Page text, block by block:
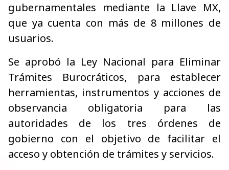
gubernamentales mediante la Llave MX,
que ya cuenta con más de 8 millones de
usuarios.
Se aprobó la Ley Nacional para Eliminar
Trámites Burocráticos, para establecer
herramientas, instrumentos y acciones de
observancia obligatoria para las
autoridades de los tres órdenes de
gobierno con el objetivo de facilitar el
acceso y obtención de trámites y servicios.